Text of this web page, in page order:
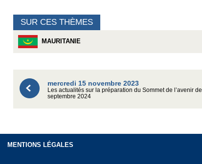
SUR CES THÈMES
MAURITANIE
mercredi 15 novembre 2023
Les actualités sur la préparation du Sommet de l’avenir de
septembre 2024
MENTIONS LÉGALES